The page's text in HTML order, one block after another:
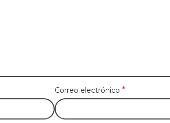
Correo electrónico *